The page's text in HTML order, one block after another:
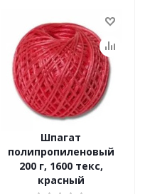
Шпагат
полипропиленовый
200 г, 1600 текс,
красный